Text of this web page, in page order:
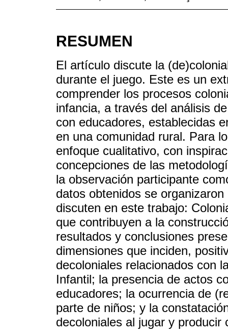
RESUMEN
El artículo discute la
durante el juego. Este es un
comprender los procesos
infancia, a través del análisis
con educadores, establecidas
en una comunidad rural. Para
enfoque cualitativo, con
concepciones de las
la observación participante
datos obtenidos se
discuten en este trabajo:
que contribuyen a la
resultados y conclusiones
dimensiones que inciden,
decoloniales relacionados con
Infantil; la presencia de actos
educadores; la ocurrencia de
parte de niños; y la
decoloniales al jugar y producir